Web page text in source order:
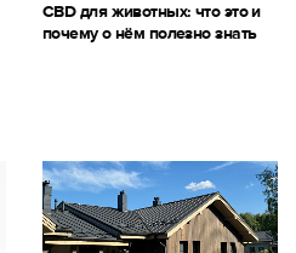
CBD для животных: что это и
почему о нём полезно знать